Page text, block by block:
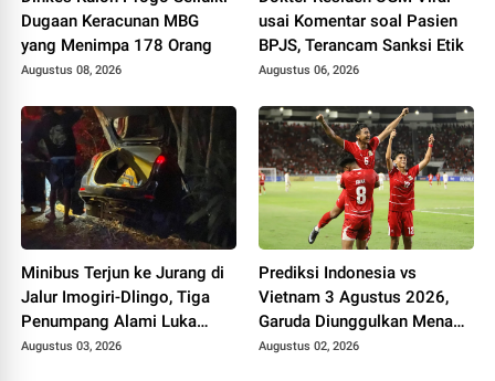
Dugaan Keracunan MBG
yang Menimpa 178 Orang
Augustus 08, 2026
usai Komentar soal Pasien
BPJS, Terancam Sanksi Etik
Augustus 06, 2026
Minibus Terjun ke Jurang di
Jalur Imogiri-Dlingo, Tiga
Penumpang Alami Luka
Ringan
Augustus 03, 2026
Prediksi Indonesia vs
Vietnam 3 Agustus 2026,
Garuda Diunggulkan Menang
Tipis di Stadion Pakansari
Augustus 02, 2026